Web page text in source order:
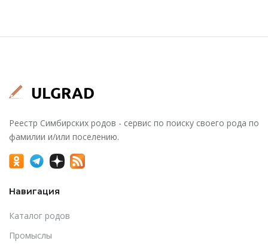
Реестр Симбирских родов - сервис по поиску своего рода по
фамилии и/или поселению.
Навигация
Каталог родов
Промыслы